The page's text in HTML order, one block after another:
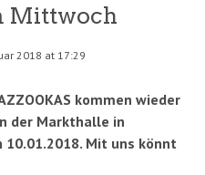
Mittwoch
2018 at 17:29
kommen wieder
der Markthalle in
10.01.2018. Mit uns könnt